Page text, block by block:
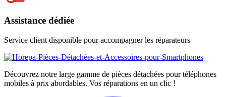
Assistance dédiée
Service client disponible pour accompagner les réparateurs
Découvrez notre large gamme de pièces détachées pour téléphones
mobiles à prix abordables. Vos réparations en un clic !